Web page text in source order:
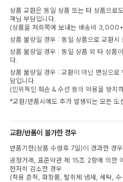
상품 교환은 동일 상품 또는 타 상품으
객님 부담입니다.
(상품을 저희쪽에 보내는 배송비
상품 불량일 경우 : 동일 상품으로 교환
상품 불량일 경우 : 동일 상품 외 타 상
다.
상품 불량일 경우 : 교환이 아닌 변심으
담입니다.
(인위적인 훼손 & 수선 등의 악용을 방지
*교환/반품시에도 추가 발생되는 모든 도
교환/반품이 불가한 경우
반품기한(상품 수령후 7일)이 경과한 경우
공정거래, 표준약관 제 15조 2항에 의한
현저히 감소한 경우
(착용 흔적, 화장품, 탈취제 냄새, 세탁,